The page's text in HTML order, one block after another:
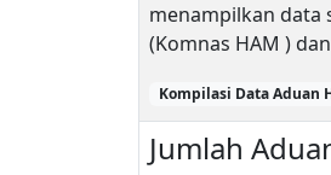
menampilkan data
(Komnas HAM )
Kompilasi Data Aduan
Jumlah